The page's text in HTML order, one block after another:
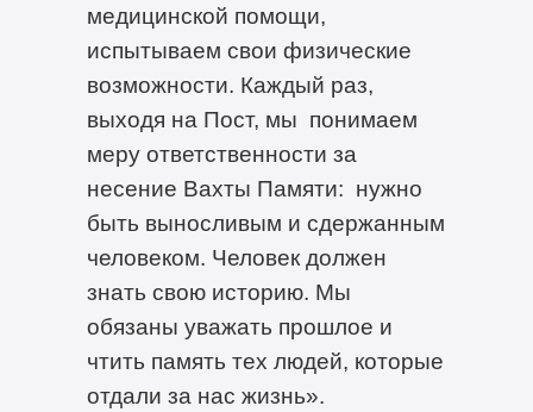
медицинской помощи,
испытываем свои физические
возможности. Каждый раз,
выходя на Пост, мы понимаем
меру ответственности за
несение Вахты Памяти: нужно
быть выносливым и сдержанным
человеком. Человек должен
знать свою историю. Мы
обязаны уважать прошлое и
чтить память тех людей, которые
отдали за нас жизнь».